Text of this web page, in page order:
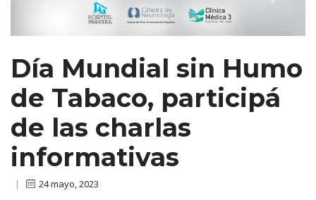
Día Mundial sin Humo
de Tabaco, participá
de las charlas
informativas
| 24 mayo, 2023